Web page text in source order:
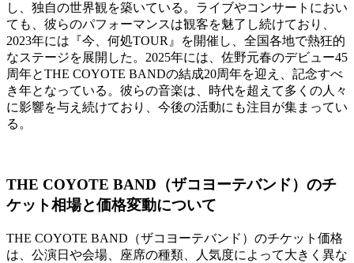
し、独自の世界観を築いている。ライブやコンサートにおい
ても、彼らのパフォーマンスは観客を魅了し続けており、
2023年には『今、何処TOUR』を開催し、全国各地で熱狂的
なステージを展開した。2025年には、佐野元春のデビュー45
周年とTHE COYOTE BANDの結成20周年を迎え、記念すべ
き年となっている。彼らの音楽は、時代を超えて多くの人々
に影響を与え続けており、今後の活動にも注目が集まってい
る。
THE COYOTE BAND（ザコヨーテバンド）のチ
ケット相場と価格変動について
THE COYOTE BAND（ザコヨーテバンド）のチケット価格
は、公演日や会場、座席の種類、人気度によって大きく異な